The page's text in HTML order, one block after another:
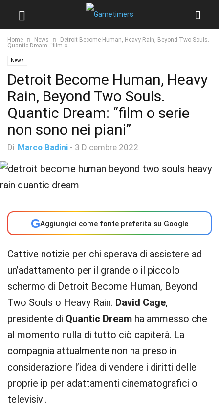
Home News
Detroit Become Human, Heavy Rain, Beyond Two Souls.
Quantic Dream: “film o...
News
Detroit Become Human, Heavy
Rain, Beyond Two Souls.
Quantic Dream: “film o serie
non sono nei piani”
Di Marco Badini - 3 Dicembre 2022
GAggiungici come fonte preferita su Google
Cattive notizie per chi sperava di assistere ad
un’adattamento per il grande o il piccolo
schermo di Detroit Become Human, Beyond
Two Souls o Heavy Rain. David Cage,
presidente di Quantic Dream ha ammesso che
al momento nulla di tutto ciò capiterà. La
compagnia attualmente non ha preso in
considerazione l’idea di vendere i diritti delle
proprie ip per adattamenti cinematografici o
televisivi.